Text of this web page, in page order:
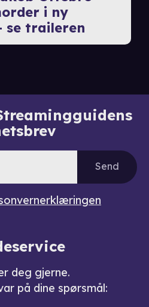
i ny
se traileren
Send
deg gjerne.
på dine spørsmål: